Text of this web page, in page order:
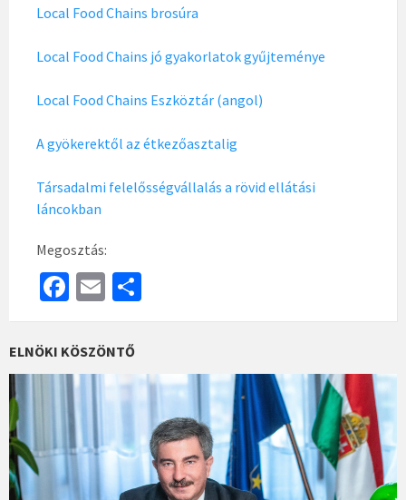
Local Food Chains brosúra
Local Food Chains jó gyakorlatok gyűjteménye
Local Food Chains Eszköztár (angol)
A gyökerektől az étkezőasztalig
Társadalmi felelősségvállalás a rövid ellátási
láncokban
Megosztás:
Fa
ce
b
o
o
k
E
m
ai
h
e
ELNÖKI KÖSZÖNTŐ